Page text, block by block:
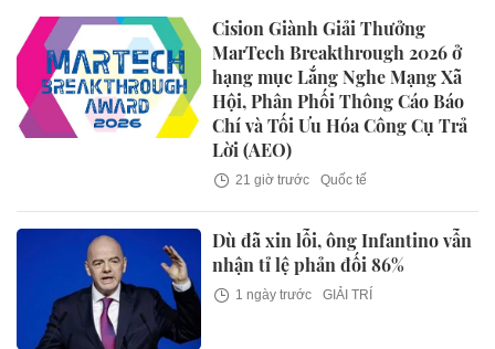
Cision Giành Giải Thưởng
MarTech Breakthrough 2026 ở
hạng mục Lắng Nghe Mạng Xã
Hội, Phân Phối Thông Cáo Báo
Chí và Tối Ưu Hóa Công Cụ Trả
Lời (AEO)
21 giờ trước Quốc tế
Dù đã xin lỗi, ông Infantino vẫn
nhận tỉ lệ phản đối 86%
1 ngày trước GIẢI TRÍ